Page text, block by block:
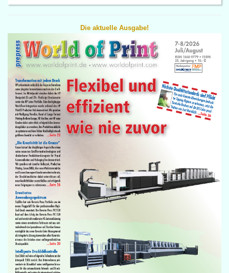
Die aktuelle Ausgabe!